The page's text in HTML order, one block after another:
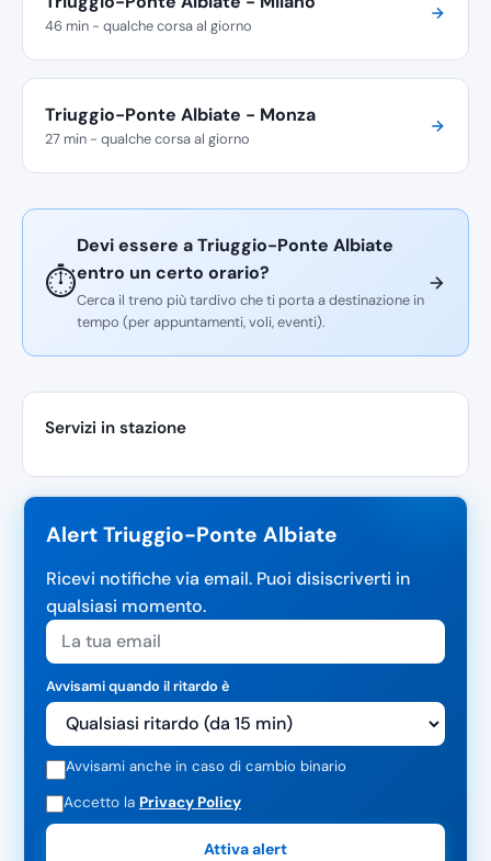
46 min - qualche corsa al giorno
Triuggio-Ponte Albiate - Monza
27 min - qualche corsa al giorno
⏱️
Devi essere a Triuggio-Ponte Albiate
entro un certo orario?
Cerca il treno più tardivo che ti porta a destinazione in
tempo (per appuntamenti, voli, eventi).
Servizi in stazione
Alert Triuggio-Ponte Albiate
Ricevi notifiche via email. Puoi disiscriverti in
qualsiasi momento.
Avvisami quando il ritardo è
Avvisami anche in caso di cambio binario
Accetto la Privacy Policy
Attiva alert